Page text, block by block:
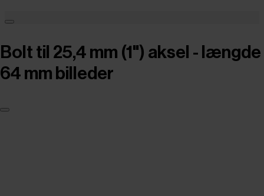
Bolt til 25,4 mm (1") aksel - længde
64 mm billeder